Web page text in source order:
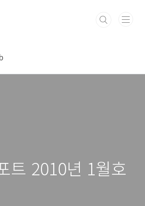
트 2010년 1월호